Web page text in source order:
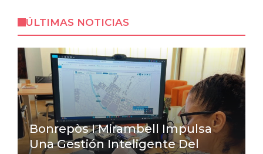
ÚLTIMAS NOTICIAS
Bonrepòs I Mirambell Impulsa
Una Gestión Inteligente Del